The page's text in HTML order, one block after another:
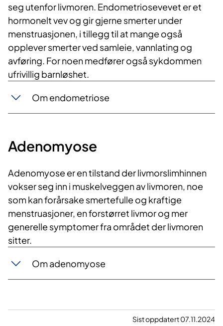
seg utenfor livmoren. Endometriosevevet er et
hormonelt vev og gir gjerne smerter under
menstruasjonen, i tillegg til at mange også
opplever smerter ved samleie, vannlating og
avføring. For noen medfører også sykdommen
ufrivillig barnløshet.
Om endometriose
Adenomyose
Adenomyose er en tilstand der livmorslimhinnen
vokser seg inn i muskelveggen av livmoren, noe
som kan forårsake smertefulle og kraftige
menstruasjoner, en forstørret livmor og mer
generelle symptomer fra området der livmoren
sitter.
Om adenomyose
Sist oppdatert 07.11.2024